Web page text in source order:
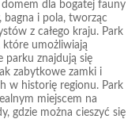
dla bogatej fauny
bagna i pola, tworząc
z całego kraju. Park
które umożliwiają
parku znajdują się
zabytkowe zamki i
w historię regionu. Park
miejscem na
gdzie można cieszyć się